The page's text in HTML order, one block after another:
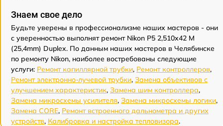
Знаем свое дело
Будьте уверены в профессионализме наших мастеров - они
с уверенностью выполнят ремонт Nikon P5 2,510x42 M
(25,4mm) Duplex. По данным наших мастеров в Челябинске
по ремонту Nikon, наиболее востребованы следующие
услуги: Ремонт капиллярной трубки, Ремонт контроллеров,
Ремонт электронно-лучевой трубки, Замена объективов с
улучшением характеристик, Замена шим контроллера,
Замена микросхемы усилителя, Замена микросхемы логики,
Замена CORE, Ремонт встроенного дальнометра и других
устройств, Калибровка и настройка тепловизора.